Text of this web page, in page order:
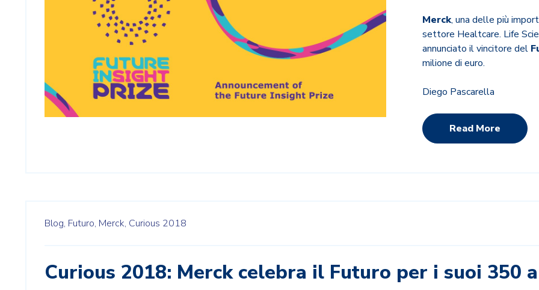
Merck, una delle più
settore Healtcare. Life
annunciato il vincitore del
milione di euro.
Diego Pascarella
Read More
Blog, Futuro, Merck, Curious 2018
Curious 2018: Merck celebra il Futuro per i suoi 350